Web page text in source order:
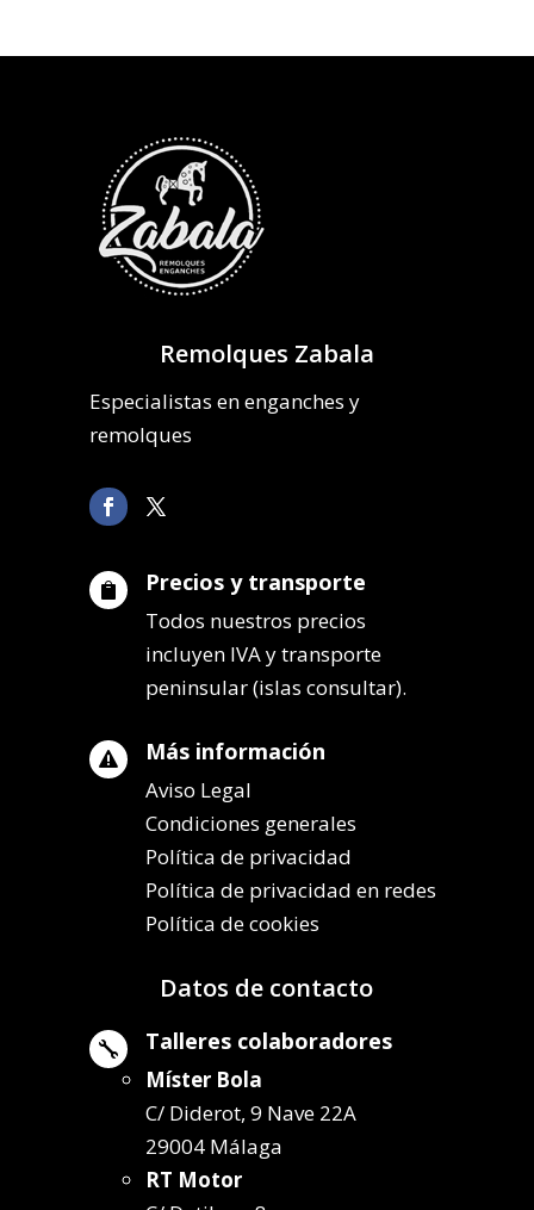
Remolques Zabala
Especialistas en enganches y
remolques
 Precios y transporte
Todos nuestros precios
incluyen IVA y transporte
peninsular (islas consultar).
 Más información
Aviso Legal
Condiciones generales
Política de privacidad
Política de privacidad en redes
Política de cookies
Datos de contacto
 Talleres colaboradores
Míster Bola
C/ Diderot, 9 Nave 22A
29004 Málaga
RT Motor